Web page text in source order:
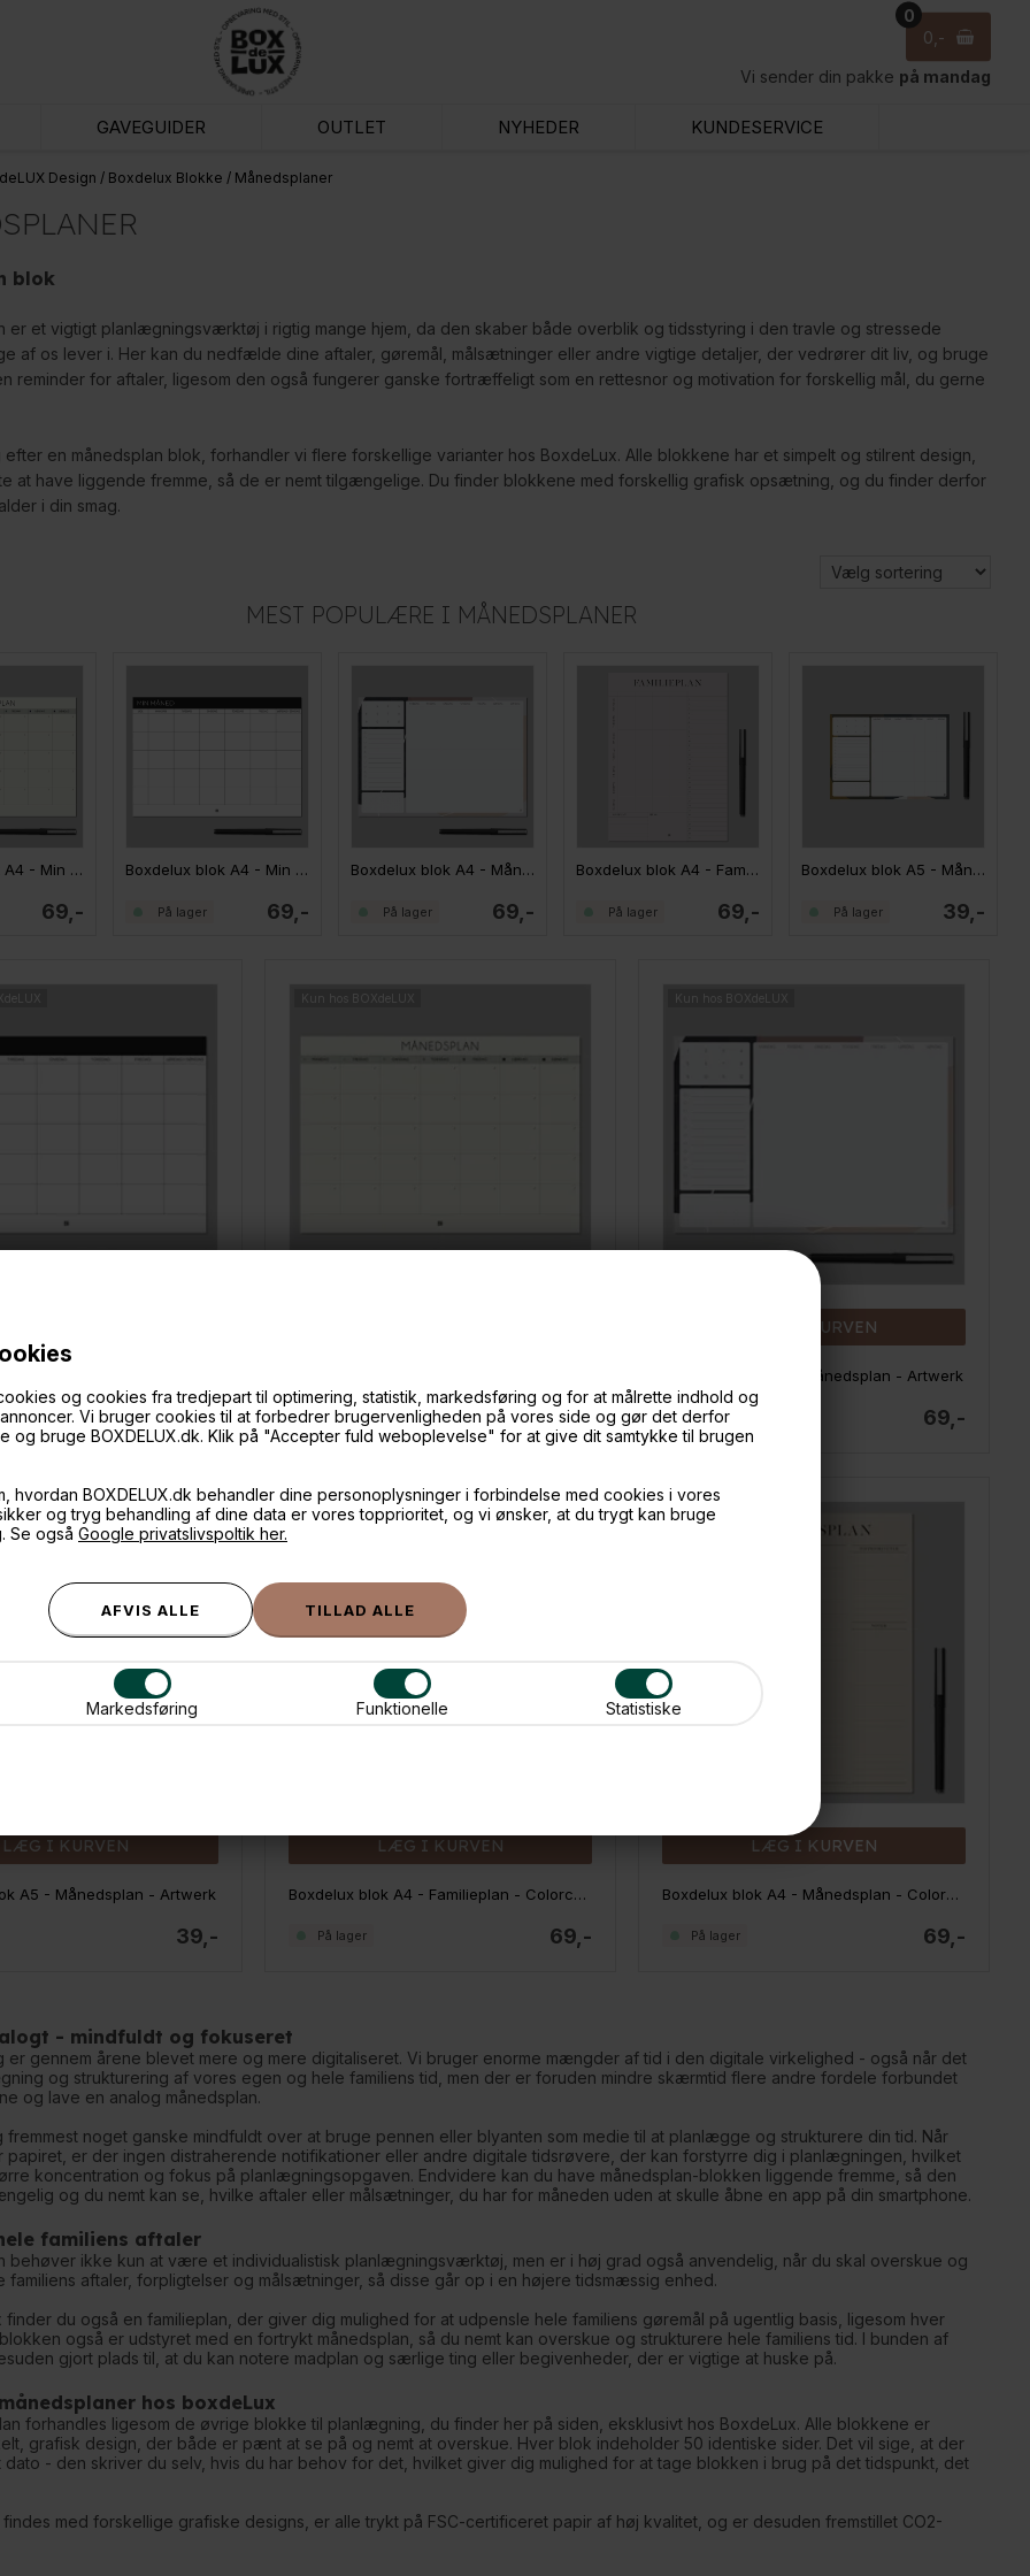
og cookies fra tredjepart til optimering, statistik, markedsføring og for at målrette indhold og
Vi bruger cookies til at forbedrer brugervenligheden på vores side og gør det derfor
og bruge BOXDELUX.dk. Klik på "Accepter fuld weboplevelse" for at give dit samtykke til brugen
hvordan BOXDELUX.dk behandler dine personoplysninger i forbindelse med cookies i vores
og tryg behandling af dine data er vores topprioritet, og vi ønsker, at du trygt kan bruge
Se også Google privatslivspoltik her.
Markedsføring Funktionelle Statistiske
0
0
Vi sender din pakke på mandag
GAVEGUIDER OUTLET NYHEDER KUNDESERVICE
Design / Boxdelux Blokke / Månedsplaner
blok
er et vigtigt planlægningsværktøj i rigtig mange hjem, da den skaber både overblik og tidsstyring i den travle og stressede
af os lever i. Her kan du nedfælde dine aftaler, gøremål, målsætninger eller andre vigtige detaljer, der vedrører dit liv, og bruge
reminder for aftaler, ligesom den også fungerer ganske fortræffeligt som en rettesnor og motivation for forskellig mål, du gerne
efter en månedsplan blok, forhandler vi flere forskellige varianter hos BoxdeLux. Alle blokkene har et simpelt og stilrent design,
at have liggende fremme, så de er nemt tilgængelige. Du finder blokkene med forskellig grafisk opsætning, og du finder derfor
i din smag.
MEST POPULÆRE I MÅNEDSPLANER
Boxdelux blok A4 - Min måned - Nordic
69,-
Boxdelux blok A4 - Min måned
69,-
På lager
Boxdelux blok A4 - Månedsplan - Artwerk
69,-
På lager
Boxdelux blok A4 - Familieplan - Colorcode, rose
69,-
På lager
Boxdelux blok A5 - Månedsplan - Artwerk
39,-
På lager
69,-
Kun hos BOXdeLUX
69,-
På lager
Kun hos BOXdeLUX
LÆG I KURVEN
Boxdelux blok A4 - Månedsplan - Artwerk
69,-
På lager
LÆG I KURVEN
A5 - Månedsplan - Artwerk
39,-
Kun hos BOXdeLUX
LÆG I KURVEN
Boxdelux blok A4 - Familieplan - Colorcode, rose
69,-
På lager
Kun hos BOXdeLUX
LÆG I KURVEN
Boxdelux blok A4 - Månedsplan - Colorcode, beige
69,-
På lager
- mindfuldt og fokuseret
er gennem årene blevet mere og mere digitaliseret. Vi bruger enorme mængder af tid i den digitale virkelighed - også når det
og strukturering af vores egen og hele familiens tid, men der er foruden mindre skærmtid flere andre fordele forbundet
og lave en analog månedsplan.
fremmest noget ganske mindfuldt over at bruge pennen eller blyanten som medie til at planlægge og strukturere din tid. Når
papiret, er der ingen distraherende notifikationer eller andre digitale tidsrøvere, der kan forstyrre dig i planlægningen, hvilket
koncentration og fokus på planlægningsopgaven. Endvidere kan du have månedsplan-blokken liggende fremme, så den
og du nemt kan se, hvilke aftaler eller målsætninger, du har for måneden uden at skulle åbne en app på din smartphone.
familiens aftaler
behøver ikke kun at være et individualistisk planlægningsværktøj, men er i høj grad også anvendelig, når du skal overskue og
familiens aftaler, forpligtelser og målsætninger, så disse går op i en højere tidsmæssig enhed.
finder du også en familieplan, der giver dig mulighed for at udpensle hele familiens gøremål på ugentlig basis, ligesom hver
også er udstyret med en fortrykt månedsplan, så du nemt kan overskue og strukturere hele familiens tid. I bunden af
gjort plads til, at du kan notere madplan og særlige ting eller begivenheder, der er vigtige at huske på.
hos boxdeLux
forhandles ligesom de øvrige blokke til planlægning, du finder her på siden, eksklusivt hos BoxdeLux. Alle blokkene er
grafisk design, der både er pænt at se på og nemt at overskue. Hver blok indeholder 50 identiske sider. Det vil sige, at der
dato - den skriver du selv, hvis du har behov for det, hvilket giver dig mulighed for at tage blokken i brug på det tidspunkt, det
med forskellige grafiske designs, er alle trykt på FSC-certificeret papir af høj kvalitet, og er desuden fremstillet CO2-